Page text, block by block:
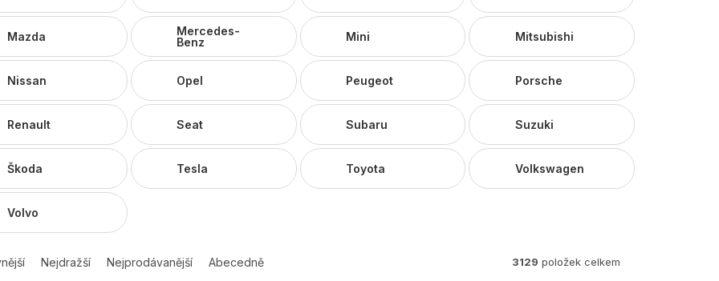
Mazda
Mercedes-
Benz
Mini Mitsubishi
Nissan Opel Peugeot Porsche
Renault Seat Subaru Suzuki
Škoda Tesla Toyota Volkswagen
Volvo
Nejdražší Nejprodávanější Abecedně 3129 položek celkem